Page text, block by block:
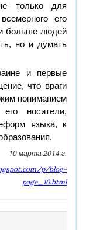
только для
его
больше людей
но и думать
и первые
что враги
пониманием
носители,
языка, к
10 марта 2014 г.
p/blog-
page_10.html